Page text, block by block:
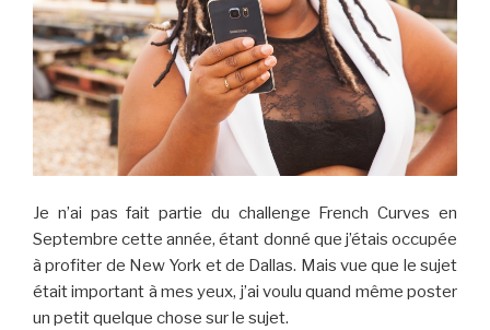
Je n’ai pas fait partie du challenge French Curves en
Septembre cette année, étant donné que j’étais occupée
à profiter de New York et de Dallas. Mais vue que le sujet
était important à mes yeux, j’ai voulu quand même poster
un petit quelque chose sur le sujet.